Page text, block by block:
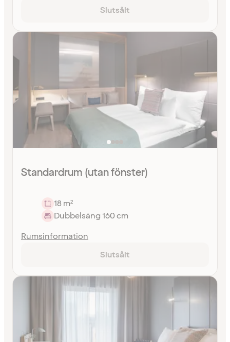
Slutsålt
Standardrum (utan fönster)
18 m²
Dubbelsäng 160 cm
Rumsinformation
Slutsålt